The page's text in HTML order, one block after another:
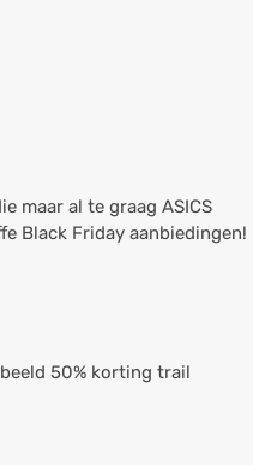
maar al te graag ASICS
Black Friday aanbiedingen!
50% korting trail